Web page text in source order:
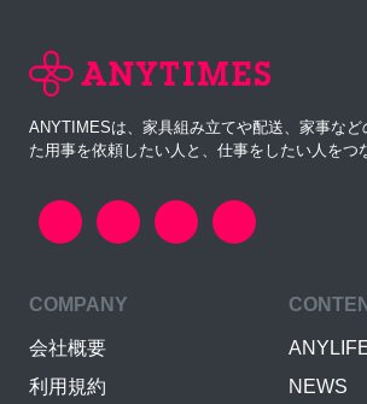
ANYTIMESは、家具組み立てや配送、家事など
た用事を依頼したい人と、仕事をしたい人をつ
COMPANY
会社概要
利用規約
NEWS